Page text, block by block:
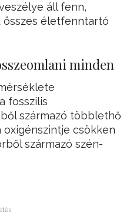
áll fenn,
összes életfenntartó
minden
fosszilis
származó többlethő
csökken
származó szén-